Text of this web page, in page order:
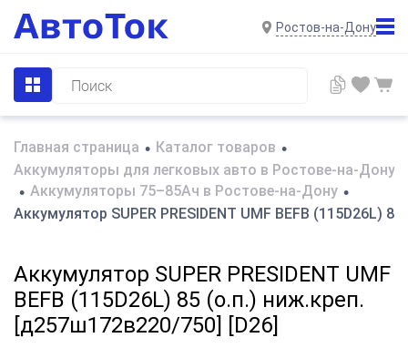
Ростов-на-Дону
Главная страница • Каталог товаров •
Аккумуляторы для легковых авто в Ростове-на-Дону
• Аккумуляторы 75–85Ач в Ростове-на-Дону •
Аккумулятор SUPER PRESIDENT UMF BEFB (115D26L)
Аккумулятор SUPER PRESIDENT UMF
BEFB (115D26L) 85 (о.п.) ниж.креп.
[д257ш172в220/750] [D26]